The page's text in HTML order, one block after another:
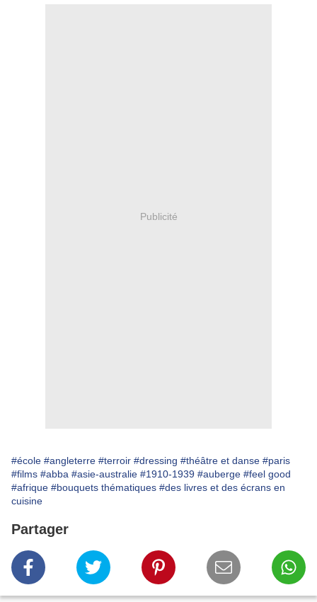
Publicité
#école #angleterre #terroir #dressing #théâtre et danse #paris
#films #abba #asie-australie #1910-1939 #auberge #feel good
#afrique #bouquets thématiques #des livres et des écrans en
cuisine
Partager